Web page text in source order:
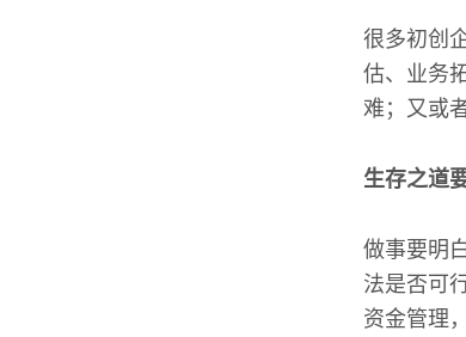
很多初创
估、业务
难；又或
生存之道
做事要明
法是否可
资金管理